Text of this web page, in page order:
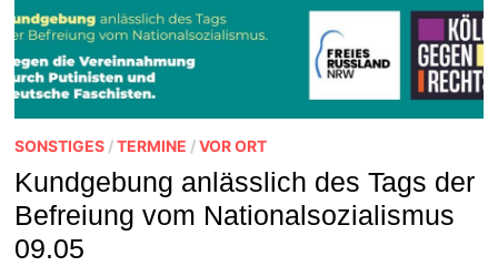
SONSTIGES/TERMINE /VOR ORT
Kundgebung anlässlich des Tags der
Befreiung vom Nationalsozialismus
09.05